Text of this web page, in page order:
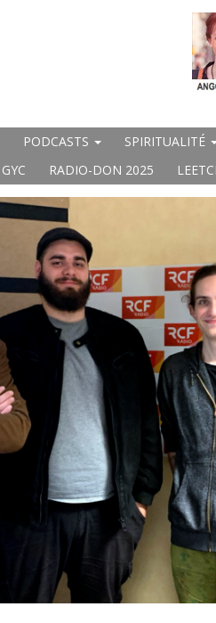
PODCASTS SPIRITUALITÉ
GYC RADIO-DON 2025